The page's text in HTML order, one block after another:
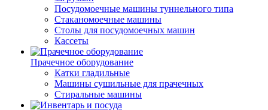
Посудомоечные машины туннельного типа
Стаканомоечные машины
Столы для посудомоечных машин
Кассеты
Прачечное оборудование
Катки гладильные
Машины сушильные для прачечных
Стиральные машины